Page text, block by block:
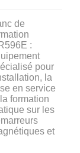
de
:
pour
la
en service
formation
sur les
et